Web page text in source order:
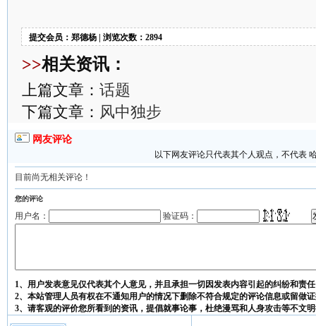
提交会员：郑德杨 | 浏览次数：2894
>>相关资讯：
上篇文章： 话题
下篇文章： 风中独步
网友评论
以下网友评论只代表其个人观点，不代表
目前尚无相关评论！
您的评论
用户名： 验证码：
1、用户发表意见仅代表其个人意见，并且承担一切因发表内容引起的纠纷和责
2、本站管理人员有权在不通知用户的情况下删除不符合规定的评论信息或留做
3、请客观的评价您所看到的资讯，提倡就事论事，杜绝漫骂和人身攻击等不文